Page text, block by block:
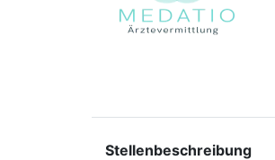
Stellenbeschreibung